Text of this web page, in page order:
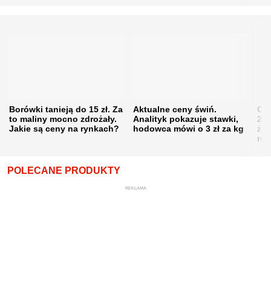
Borówki tanieją do 15 zł. Za
to maliny mocno zdrożały.
Jakie są ceny na rynkach?
Aktualne ceny świń.
Analityk pokazuje stawki,
hodowca mówi o 3 zł za kg
POLECANE PRODUKTY
REKLAMA